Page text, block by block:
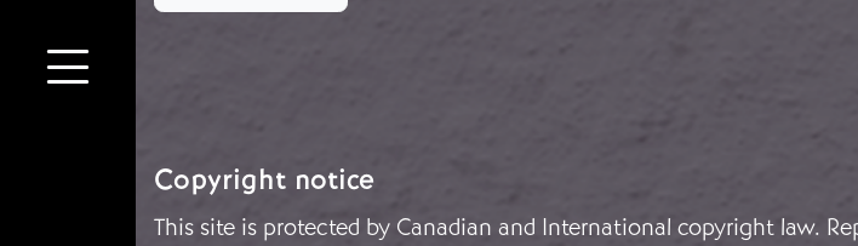
Copyright notice
This site is protected by Canadian and International copyright law.